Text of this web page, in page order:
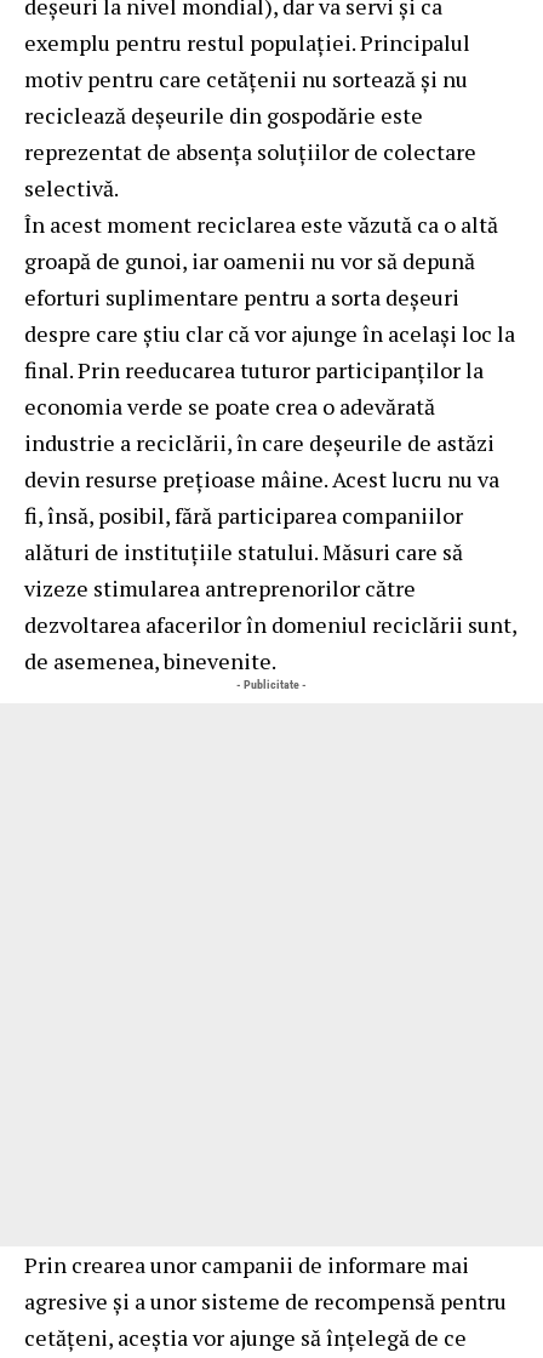
deșeuri la nivel mondial), dar va servi și ca
exemplu pentru restul populației. Principalul
motiv pentru care cetățenii nu sortează și nu
reciclează deșeurile din gospodărie este
reprezentat de absența soluțiilor de colectare
selectivă.
În acest moment reciclarea este văzută ca o altă
groapă de gunoi, iar oamenii nu vor să depună
eforturi suplimentare pentru a sorta deșeuri
despre care știu clar că vor ajunge în același loc la
final. Prin reeducarea tuturor participanților la
economia verde se poate crea o adevărată
industrie a reciclării, în care deșeurile de astăzi
devin resurse prețioase mâine. Acest lucru nu va
fi, însă, posibil, fără participarea companiilor
alături de instituțiile statului. Măsuri care să
vizeze stimularea antreprenorilor către
dezvoltarea afacerilor în domeniul reciclării sunt,
de asemenea, binevenite.
- Publicitate -
Prin crearea unor campanii de informare mai
agresive și a unor sisteme de recompensă pentru
cetățeni, aceștia vor ajunge să înțelegă de ce